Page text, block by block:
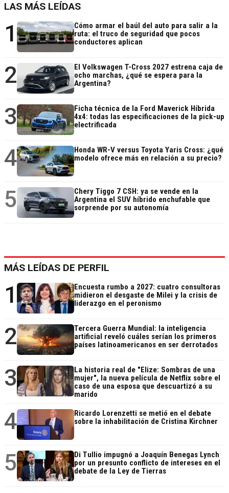
LAS MÁS LEÍDAS
1
Cómo armar el baúl del auto para salir a la
ruta: el truco de seguridad que pocos
conductores aplican
2
El Volkswagen T-Cross 2027 estrena caja de
ocho marchas, ¿qué se espera para la
Argentina?
3
Ficha técnica de la Ford Maverick Híbrida
4x4: todas las especificaciones de la pick-up
electrificada
4
Honda WR-V versus Toyota Yaris Cross: ¿qué
modelo ofrece más en relación a su precio?
5
Chery Tiggo 7 CSH: ya se vende en la
Argentina el SUV híbrido enchufable que
sorprende por su autonomía
MÁS LEÍDAS DE PERFIL
1
Encuesta rumbo a 2027: cuatro consultoras
midieron el desgaste de Milei y la crisis de
liderazgo en el peronismo
2
Tercera Guerra Mundial: la inteligencia
artificial reveló cuáles serían los primeros
países latinoamericanos en ser derrotados
3
La historia real de "Elize: Sombras de una
mujer", la nueva película de Netflix sobre el
caso de una esposa que descuartizó a su
marido
4
Ricardo Lorenzetti se metió en el debate
sobre la inhabilitación de Cristina Kirchner
5
Di Tullio impugnó a Joaquín Benegas Lynch
por un presunto conflicto de intereses en el
debate de la Ley de Tierras